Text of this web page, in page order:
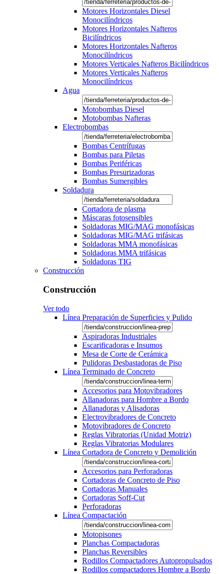
Motores Horizontales Diesel
Monocilíndricos
Motores Horizontales Nafteros
Bicilíndricos
Motores Horizontales Nafteros
Monocilíndricos
Motores Verticales Nafteros Bicilíndricos
Motores Verticales Nafteros
Monocilíndricos
Agua
Motobombas Diesel
Motobombas Nafteras
Electrobombas
Bombas Centrífugas
Bombas para Piletas
Bombas Periféricas
Bombas Presurizadoras
Bombas Sumergibles
Soldadura
Cortadora de plasma
Máscaras fotosensibles
Soldadoras MIG/MAG monofásicas
Soldadoras MIG/MAG trifásicas
Soldadoras MMA monofásicas
Soldadoras MMA trifásicas
Soldadoras TIG
Construcción
Construcción
Ver todo
Línea Preparación de Superficies y Pulido
Aspiradoras Industriales
Escarificadoras e Insumos
Mesa de Corte de Cerámica
Pulidoras Desbastadoras de Piso
Línea Terminado de Concreto
Accesorios para Motovibradores
Allanadoras para Hombre a Bordo
Allanadoras y Alisadoras
Electrovibradores de Concreto
Motovibradores de Concreto
Reglas Vibratorias (Unidad Motriz)
Reglas Vibratorias Modulares
Línea Cortadora de Concreto y Demolición
Accesorios para Perforadoras
Cortadoras de Concreto de Piso
Cortadoras Manuales
Cortadoras Soff-Cut
Perforadoras
Línea Compactación
Motopisones
Planchas Compactadoras
Planchas Reversibles
Rodillos Compactadores Autopropulsados
Rodillos compactadores Hombre a Bordo